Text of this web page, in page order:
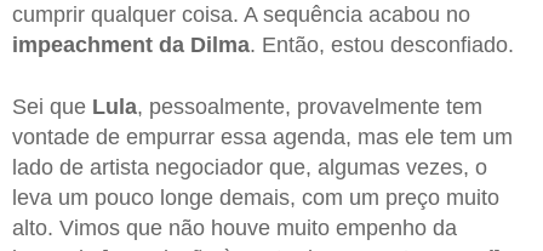
cumprir qualquer coisa. A sequência acabou no
impeachment da Dilma. Então, estou desconfiado.
Sei que Lula, pessoalmente, provavelmente tem
vontade de empurrar essa agenda, mas ele tem um
lado de artista negociador que, algumas vezes, o
leva um pouco longe demais, com um preço muito
alto. Vimos que não houve muito empenho da